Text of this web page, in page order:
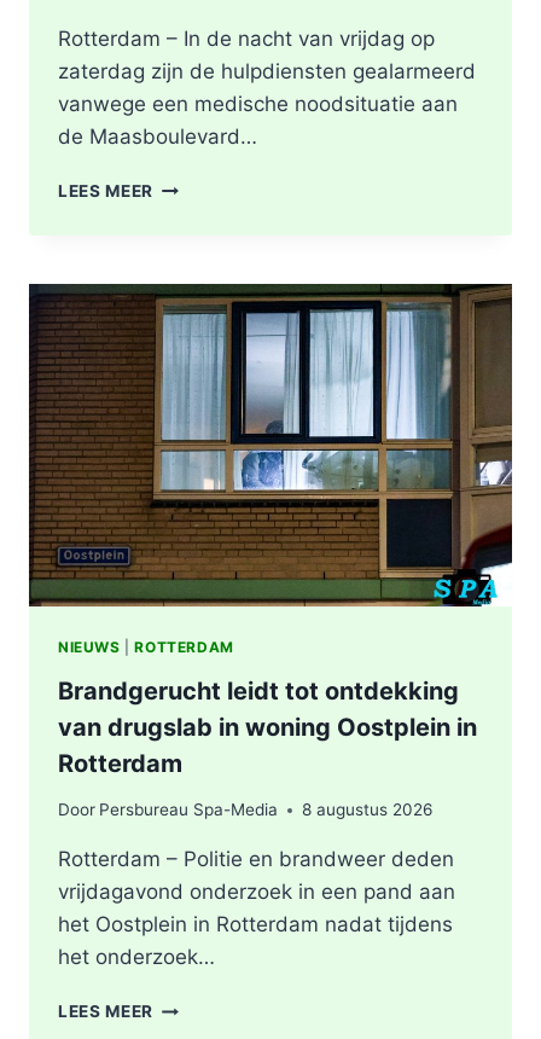
Rotterdam – In de nacht van vrijdag op
zaterdag zijn de hulpdiensten gealarmeerd
vanwege een medische noodsituatie aan
de Maasboulevard…
LEES MEER MEDISCHE
NIEUWS |ROTTERDAM
Brandgerucht leidt tot ontdekking
van drugslab in woning Oostplein in
Rotterdam
Door Persbureau Spa-Media 8 augustus 2026
Rotterdam – Politie en brandweer deden
vrijdagavond onderzoek in een pand aan
het Oostplein in Rotterdam nadat tijdens
het onderzoek…
LEES MEER BRANDGERUCHT